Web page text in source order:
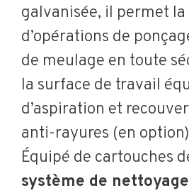
galvanisée, il permet
d’opérations de
de meulage en toute
la surface de travail
d’aspiration et
anti-rayures (en
Équipé de cartouches
système de